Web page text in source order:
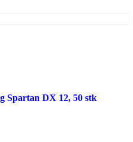
Spartan DX 12, 50 stk